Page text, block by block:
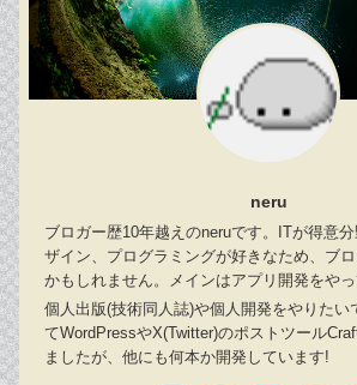
neru
ブロガー歴10年越えのneruです。ITが得意
ザイン、プログラミングが好きなため、ブ
かもしれません。メインはアプリ開発をやっ
個人出版(技術同人誌)や個人開発をやりたい
てWordPressやX(Twitter)のポストツール
ましたが、他にも何本か開発しています!